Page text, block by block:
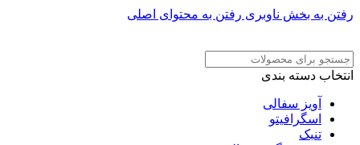
رفتن به بخش ناوبری رفتن به محتوای اصلی
انتخاب دسته بندی
آویز سفالی
اسگرافیتو
تنبک